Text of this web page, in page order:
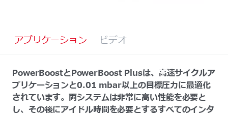
アプリケーション ビデオ
PowerBoostとPowerBoost Plusは、高速サイクルア
プリケーションと0.01 mbar以上の目標圧力に最適化
されています。両システムは非常に高い性能を必要と
し、その後にアイドル時間を必要とするすべてのインタ